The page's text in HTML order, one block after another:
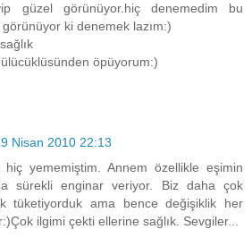
güzel görünüyor.hiç denemedim bu
ki denemek lazım:)
öpüyorum:)
Nisan 2010 22:13
hiç yememiştim. Annem özellikle eşimin
sürekli enginar veriyor. Biz daha çok
tüketiyorduk ama bence değişiklik her
ilgimi çekti ellerine sağlık. Sevgiler...